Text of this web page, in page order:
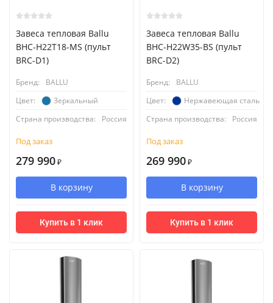
Завеса тепловая Ballu
BHC-H22T18-MS (пульт
BRC-D1)
Бренд:
BALLU
Цвет:
Зеркальный
Страна производства:
Россия
Под заказ
279 990 ₽
В корзину
Купить в 1 клик
Завеса тепловая Ballu
BHC-H22W35-BS (пульт
BRC-D2)
Бренд:
BALLU
Цвет:
Нержавеющая сталь
Страна производства:
Россия
Под заказ
269 990 ₽
В корзину
Купить в 1 клик